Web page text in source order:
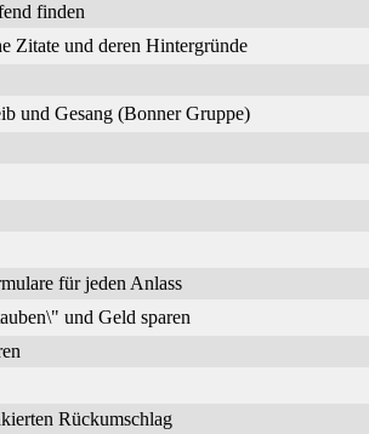
finden
Zitate und deren Hintergründe
und Gesang (Bonner Gruppe)
für jeden Anlass
und Geld sparen
Rückumschlag